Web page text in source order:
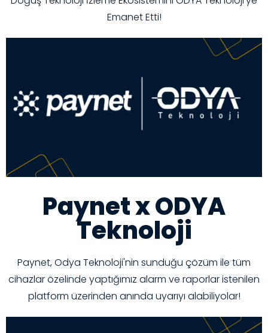
Emanet Etti!
Paynet x ODYA
Teknoloji
Paynet, Odya Teknoloji'nin sunduğu çözüm ile tüm
cihazlar özelinde yaptığımız alarm ve raporlar istenilen
platform üzerinden anında uyarıyı alabiliyolar!